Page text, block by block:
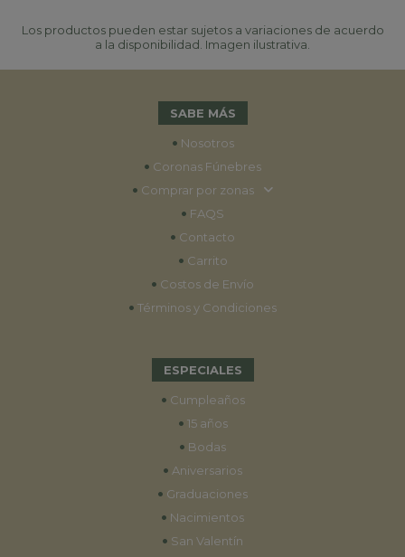
Los productos pueden estar sujetos a variaciones de acuerdo
a la disponibilidad. Imagen ilustrativa.
SABE MÁS
• Nosotros
• Coronas Fúnebres
• Comprar por zonas
• FAQS
• Contacto
• Carrito
• Costos de Envío
• Términos y Condiciones
ESPECIALES
• Cumpleaños
• 15 años
• Bodas
• Aniversarios
• Graduaciones
• Nacimientos
• San Valentín